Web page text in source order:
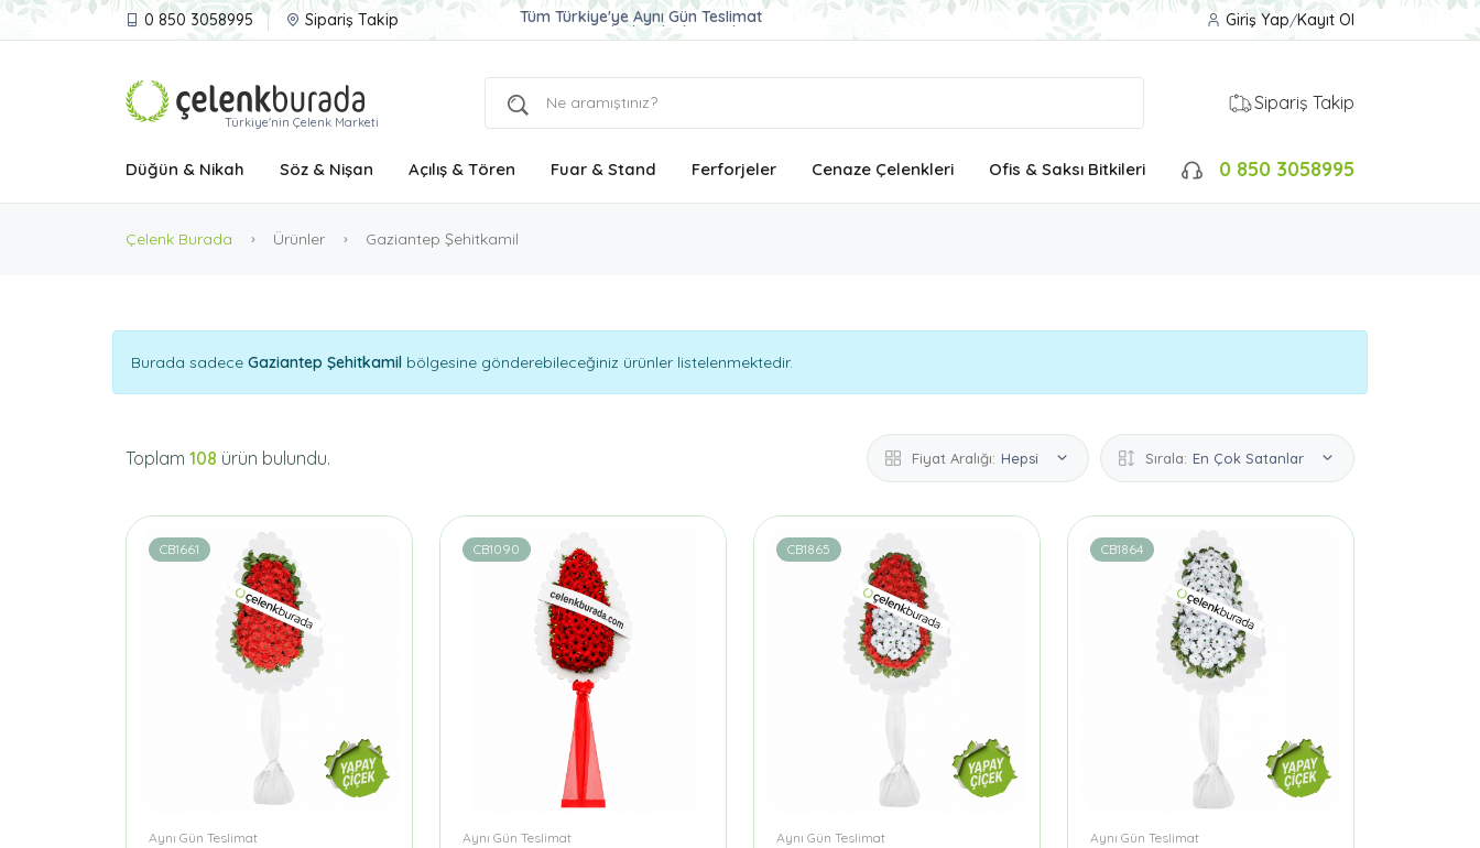
0 850 3058995 Sipariş Takip Ucuz ve Kaliteli Çelenk Gönder
Aynı Gün Teslimat Çelenk Siparişi
Tüm Türkiye'ye Aynı Gün Teslimat
Giriş Yap/Kayıt Ol
Türkiye'nin Çelenk Marketi
Sipariş Takip
Düğün & Nikah Söz & Nişan Açılış & Tören Fuar & Stand Ferforjeler Cenaze Çelenkleri Ofis & Saksı Bitkileri 0 850 3058995
Çelenk Burada Ürünler Gaziantep Şehitkamil
Burada sadece Gaziantep Şehitkamil bölgesine gönderebileceğiniz ürünler listelenmektedir.
Toplam 108 ürün bulundu. Fiyat Aralığı: Hepsi Sırala: En Çok Satanlar
CB1661
Aynı Gün Teslimat
CB1090
Aynı Gün Teslimat
CB1865
Aynı Gün Teslimat
CB1864
Aynı Gün Teslimat